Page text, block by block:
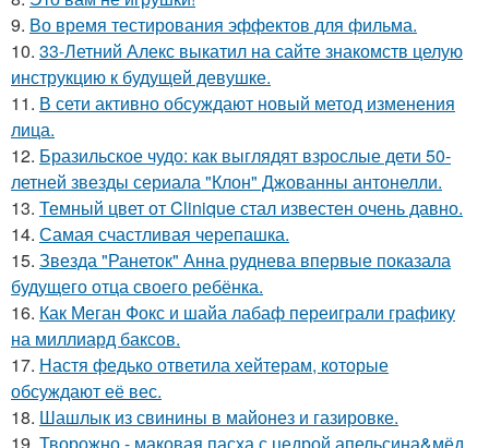
9. Во время тестирования эффектов для фильма.
10. 33-Летний Алекс выкатил на сайте знакомств целую
инструкцию к будущей девушке.
11. В сети активно обсуждают новый метод изменения
лица.
12. Бразильское чудо: как выглядят взрослые дети 50-
летней звезды сериала "Клон" Джованны антонелли.
13. Темный цвет от Clinique стал известен очень давно.
14. Самая счастливая черепашка.
15. Звезда "Ранеток" Анна руднева впервые показала
будущего отца своего ребёнка.
16. Как Меган Фокс и шайа лабаф переиграли графику
на миллиард баксов.
17. Настя федько ответила хейтерам, которые
обсуждают её вес.
18. Шашлык из свинины в майонез и газировке.